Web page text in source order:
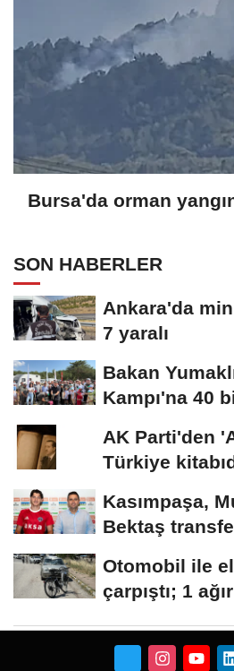
Bursa'da orman
SON HABERLER
Ankara'da
7 yaralı
Bakan
Kampı'na 40
AK Parti'den
Türkiye
Kasımpaşa,
Bektaş
Otomobil ile
çarpıştı; 1